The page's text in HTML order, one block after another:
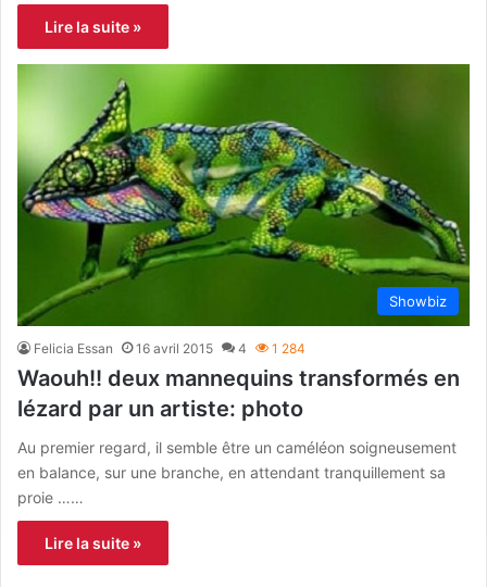
Lire la suite »
Showbiz
Felicia Essan 16 avril 2015 4 1 284
Waouh!! deux mannequins transformés en
lézard par un artiste: photo
Au premier regard, il semble être un caméléon soigneusement
en balance, sur une branche, en attendant tranquillement sa
proie ……
Lire la suite »